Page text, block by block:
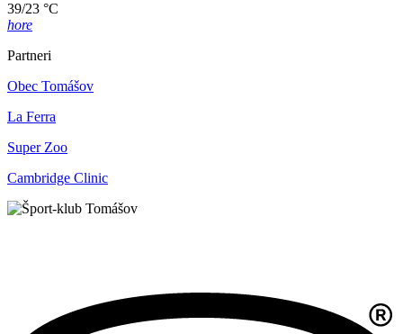
39/23 °C
hore
Partneri
Obec Tomášov
La Ferra
Super Zoo
Cambridge Clinic